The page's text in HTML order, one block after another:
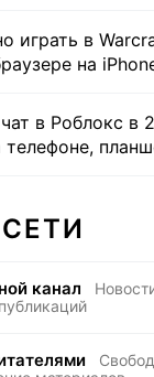
играть в
на
в Роблокс в
канал